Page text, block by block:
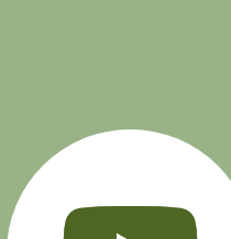
Instagram